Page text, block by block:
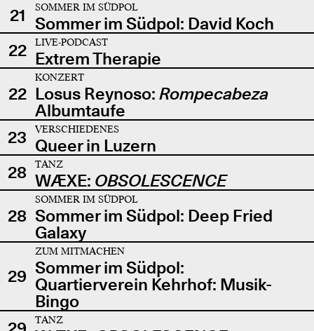
21
SOMMER IM SÜDPOL
Sommer im Südpol: David Koch
22
LIVE-PODCAST
Extrem Therapie
22
KONZERT
Losus Reynoso: Rompecabeza
Albumtaufe
23
VERSCHIEDENES
Queer in Luzern
28
TANZ
WÆXE: OBSOLESCENCE
28
SOMMER IM SÜDPOL
Sommer im Südpol: Deep Fried
Galaxy
29
ZUM MITMACHEN
Sommer im Südpol:
Quartierverein Kehrhof: Musik-
Bingo
TANZ